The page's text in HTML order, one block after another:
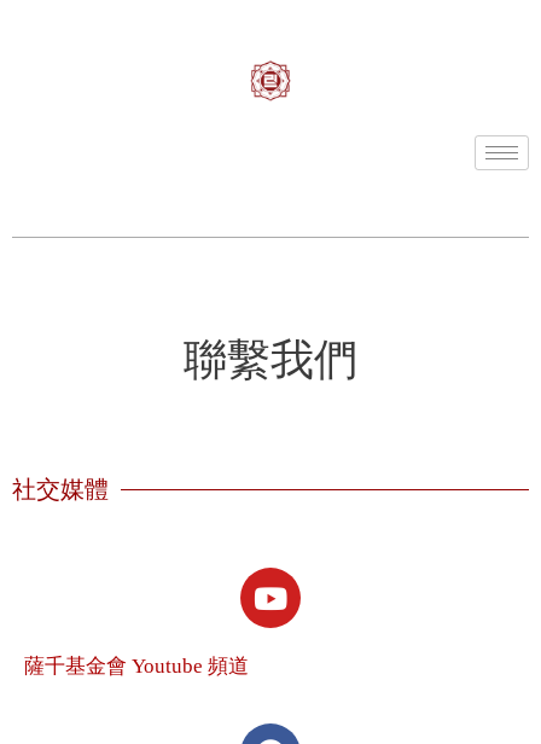
聯繫我們
社交媒體
薩千基金會 Youtube 頻道